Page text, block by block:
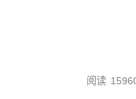
阅读